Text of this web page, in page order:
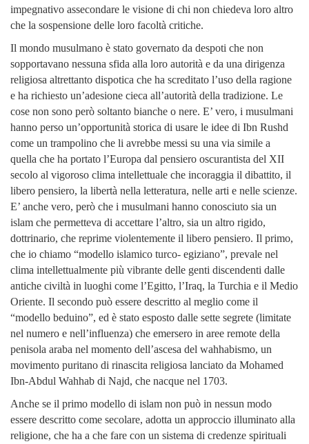
impegnativo assecondare le visione di chi non chiedeva loro altro
che la sospensione delle loro facoltà critiche.
Il mondo musulmano è stato governato da despoti che non
sopportavano nessuna sfida alla loro autorità e da una dirigenza
religiosa altrettanto dispotica che ha screditato l’uso della ragione
e ha richiesto un’adesione cieca all’autorità della tradizione. Le
cose non sono però soltanto bianche o nere. E’ vero, i musulmani
hanno perso un’opportunità storica di usare le idee di Ibn Rushd
come un trampolino che li avrebbe messi su una via simile a
quella che ha portato l’Europa dal pensiero oscurantista del XII
secolo al vigoroso clima intellettuale che incoraggia il dibattito, il
libero pensiero, la libertà nella letteratura, nelle arti e nelle scienze.
E’ anche vero, però che i musulmani hanno conosciuto sia un
islam che permetteva di accettare l’altro, sia un altro rigido,
dottrinario, che reprime violentemente il libero pensiero. Il primo,
che io chiamo “modello islamico turco- egiziano”, prevale nel
clima intellettualmente più vibrante delle genti discendenti dalle
antiche civiltà in luoghi come l’Egitto, l’Iraq, la Turchia e il Medio
Oriente. Il secondo può essere descritto al meglio come il
“modello beduino”, ed è stato esposto dalle sette segrete (limitate
nel numero e nell’influenza) che emersero in aree remote della
penisola araba nel momento dell’ascesa del wahhabismo, un
movimento puritano di rinascita religiosa lanciato da Mohamed
Ibn-Abdul Wahhab di Najd, che nacque nel 1703.
Anche se il primo modello di islam non può in nessun modo
essere descritto come secolare, adotta un approccio illuminato alla
religione, che ha a che fare con un sistema di credenze spirituali